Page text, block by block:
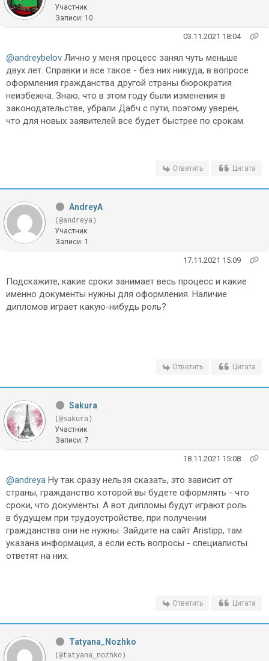
Участник
Записи: 10
03.11.2021 18:04
@andreybelov Лично у меня процесс занял чуть меньше
двух лет. Справки и все такое - без них никуда, в вопросе
оформления гражданства другой страны бюрократия
неизбежна. Знаю, что в этом году были изменения в
законодательстве, убрали Дабч с пути, поэтому уверен,
что для новых заявителей все будет быстрее по срокам.
Ответить Цитата
AndreyA
(@andreya)
Участник
Записи: 1
17.11.2021 15:09
Подскажите, какие сроки занимает весь процесс и какие
именно документы нужны для оформления. Наличие
дипломов играет какую-нибудь роль?
Ответить Цитата
Sakura
(@sakura)
Участник
Записи: 7
18.11.2021 15:08
@andreya Ну так сразу нельзя сказать, это зависит от
страны, гражданство которой вы будете оформлять - что
сроки, что документы. А вот дипломы будут играют роль
в будущем при трудоустройстве, при получении
гражданства они не нужны. Зайдите на сайт Aristipp, там
указана информация, а если есть вопросы - специалисты
ответят на них.
Ответить Цитата
Tatyana_Nozhko
(@tatyana_nozhko)